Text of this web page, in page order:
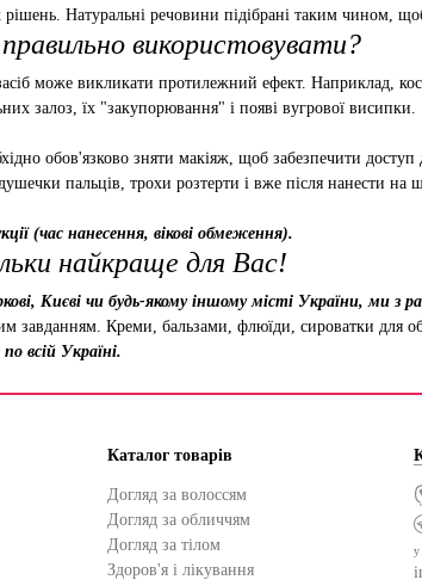
Натуральні речовини підібрані таким чином,
використовувати?
може викликати протилежний ефект. Наприклад,
залоз, їх "закупорювання" і появі вугрової висипки.
обов'язково зняти макіяж, щоб забезпечити
пальців, трохи розтерти і вже після нанести на
(час нанесення, вікові обмеження).
найкраще для Вас!
Києві чи будь-якому іншому місті України, ми
завданням. Креми, бальзами, флюїди, сироватки для
всій Україні.
Каталог товарів
Догляд за волоссям
Догляд за обличчям
Догляд за тілом
Здоров'я і лікування
у